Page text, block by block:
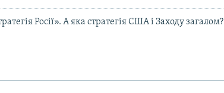
Росії». А яка стратегія США і Заходу загалом?